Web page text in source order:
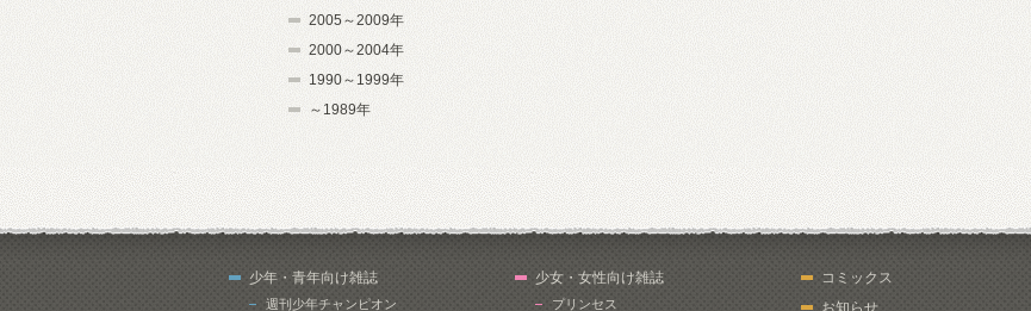
2005～2009年
2000～2004年
1990～1999年
～1989年
少年・青年向け雑誌
週刊少年チャンピオン
少女・女性向け雑誌
プリンセス
コミックス
お知らせ